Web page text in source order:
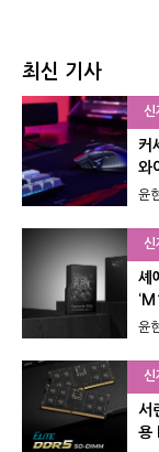
최신 기사
신
커
와
윤
신
셰
윤
신
서
용